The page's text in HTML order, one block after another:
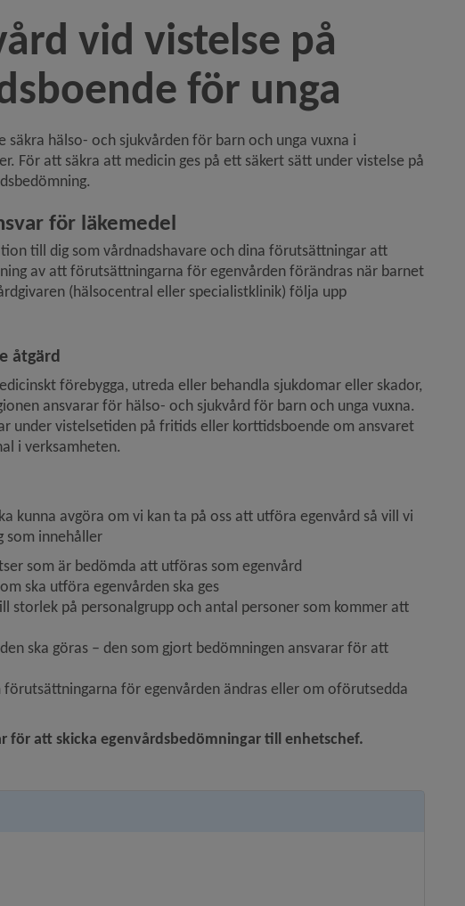
vid vistelse på
för unga
hälso- och sjukvården för barn och unga vuxna i
För att säkra att medicin ges på ett säkert sätt under vistelse på
för läkemedel
till dig som vårdnadshavare och dina förutsättningar att
av att förutsättningarna för egenvården förändras när barnet
(hälsocentral eller specialistklinik) följa upp
åtgärd
förebygga, utreda eller behandla sjukdomar eller skador,
ansvarar för hälso- och sjukvård för barn och unga vuxna.
under vistelsetiden på fritids eller korttidsboende om ansvaret
i verksamheten.
kunna avgöra om vi kan ta på oss att utföra egenvård så vill vi
som innehåller
som är bedömda att utföras som egenvård
ska utföra egenvården ska ges
storlek på personalgrupp och antal personer som kommer att
ska göras – den som gjort bedömningen ansvarar för att
för egenvården ändras eller om oförutsedda
för att skicka egenvårdsbedömningar till enhetschef.